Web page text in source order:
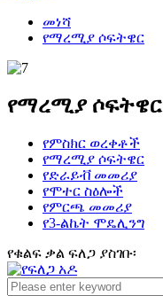
መነሻ
የማረሚያ ሶፍትዌር
የማረሚያ ሶፍትዌር
የምስክር ወረቀቶች
የማረሚያ ሶፍትዌር
የድራይቭ መመሪያ
የሞተር ስዕሎች
የምርጫ መመሪያ
የ3-ልኬት ሞዴሊንግ
የቁልፍ ቃል ፍለጋ ያስገቡ፡